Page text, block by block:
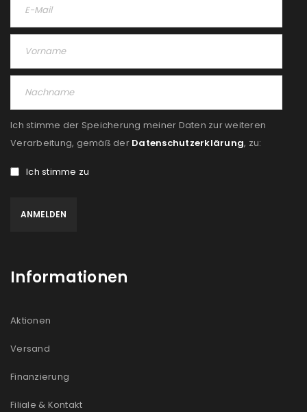
Ich stimme der Speicherung meiner Daten zur weiteren
Verarbeitung, gemäß der Datenschutzerklärung, zu:
Ich stimme zu
Informationen
Aktionen
Versand
Finanzierung
Filiale & Kontakt